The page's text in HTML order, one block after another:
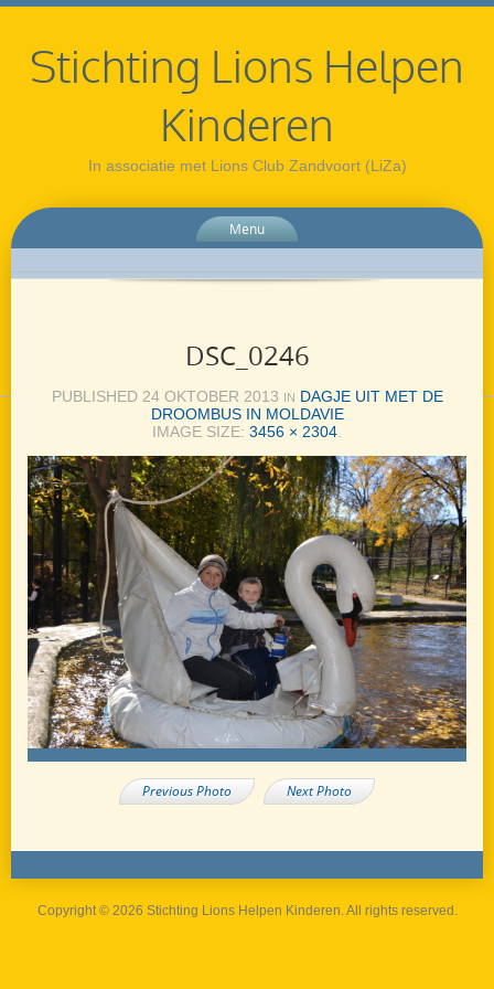
Stichting Lions Helpen
Kinderen
In associatie met Lions Club Zandvoort (LiZa)
Menu
DSC_0246
PUBLISHED 24 OKTOBER 2013 IN DAGJE UIT MET DE
DROOMBUS IN MOLDAVIE
IMAGE SIZE: 3456 × 2304.
Previous Photo Next Photo
Copyright © 2026 Stichting Lions Helpen Kinderen. All rights reserved.